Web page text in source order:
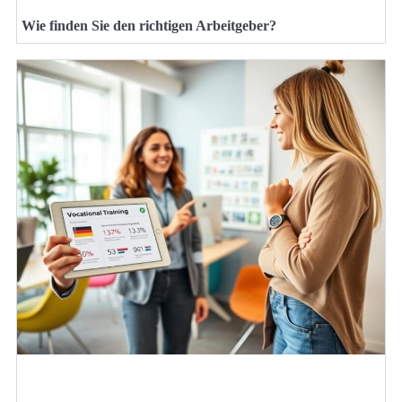
Wie finden Sie den richtigen Arbeitgeber?